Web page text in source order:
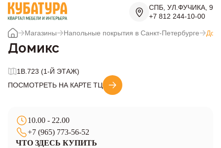
СПБ, УЛ.ФУЧИКА, 9
+7 812 244-10-00
Магазины Напольные покрытия в Санкт-Петербурге
Домикс
1B.723 (1-Й ЭТАЖ)
ПОСМОТРЕТЬ НА КАРТЕ ТЦ
10.00 - 22.00
+7 (965) 773-56-52
ЧТО ЗДЕСЬ КУПИТЬ